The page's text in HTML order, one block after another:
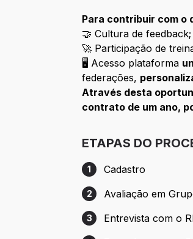
Para contribuir com o
🤝 Cultura de feedback;
🚀 Participação de
🖥️ Acesso plataforma
federações,
Através desta
contrato de um ano,
ETAPAS DO
Etapa 1: Cadastro
1 Cadastro
Etapa 2: Avaliação em
2 Avaliação em
Etapa 3: Entrevista com
3 Entrevista com o